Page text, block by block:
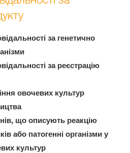
за генетично
за реєстрацію
овочевих культур
що описують реакцію
або патогенні організми у
культур